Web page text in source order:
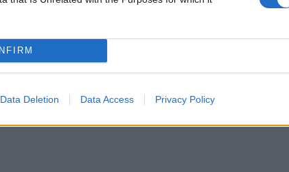
Data Deletion Data Access Privacy Policy